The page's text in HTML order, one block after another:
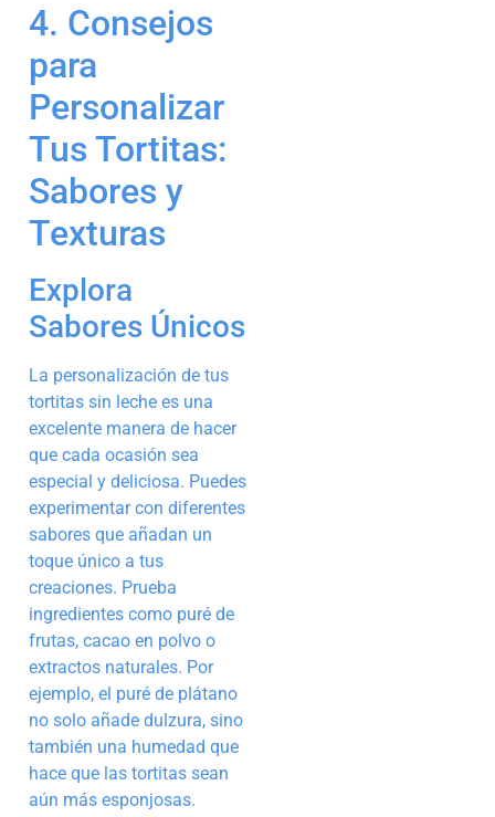
4. Consejos
para
Personalizar
Tus Tortitas:
Sabores y
Texturas
Explora
Sabores Únicos
La personalización de tus
tortitas sin leche es una
excelente manera de hacer
que cada ocasión sea
especial y deliciosa. Puedes
experimentar con diferentes
sabores que añadan un
toque único a tus
creaciones. Prueba
ingredientes como puré de
frutas, cacao en polvo o
extractos naturales. Por
ejemplo, el puré de plátano
no solo añade dulzura, sino
también una humedad que
hace que las tortitas sean
aún más esponjosas.